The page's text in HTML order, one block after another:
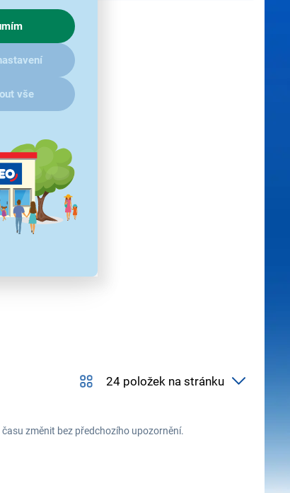
vše
změnit bez předchozího upozornění.